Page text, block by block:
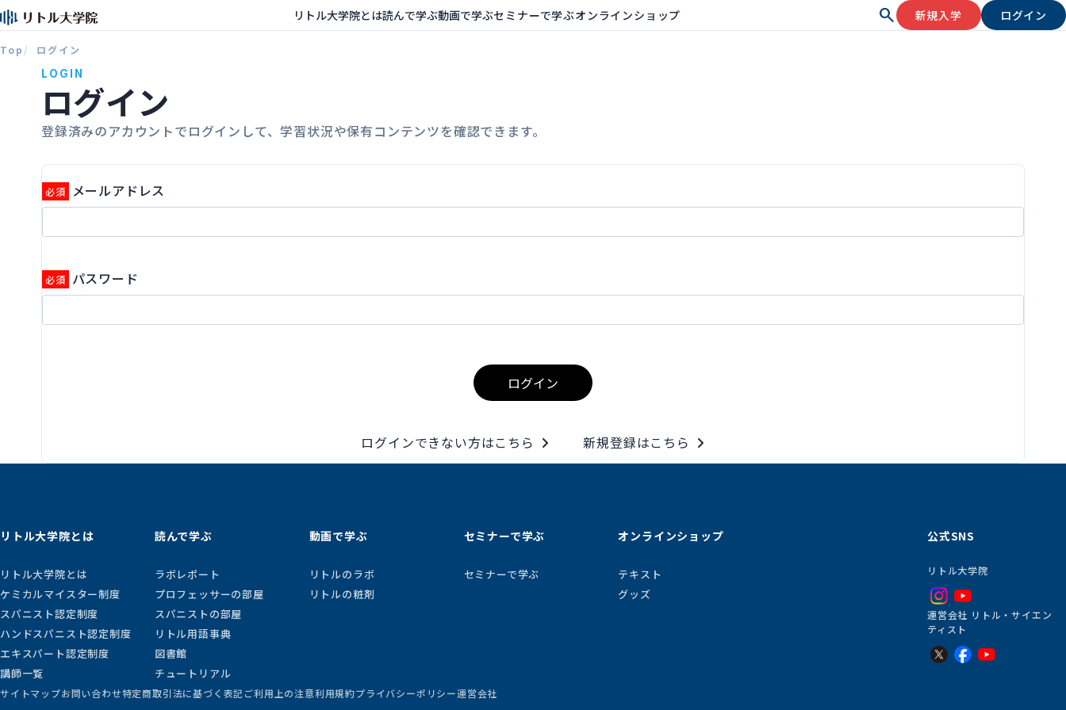
リトル大学院とは読んで学ぶ動画で学ぶセミナーで学ぶオンラインショップ search 新規入学 ログイン
Top ログイン
LOGIN
ログイン
登録済みのアカウントでログインして、学習状況や保有コンテンツを確認できます。
メールアドレス
パスワード
ログイン
ログインできない方はこちら 新規登録はこちら
リトル大学院とは
リトル大学院とは
ケミカルマイスター制度
スパニスト認定制度
ハンドスパニスト認定制度
エキスパート認定制度
講師一覧
読んで学ぶ
ラボレポート
プロフェッサーの部屋
スパニストの部屋
リトル用語事典
図書館
チュートリアル
動画で学ぶ
リトルのラボ
リトルの粧剤
セミナーで学ぶ
セミナーで学ぶ
オンラインショップ
テキスト
グッズ
公式SNS
リトル大学院
運営会社 リトル・サイエン
ティスト
サイトマップお問い合わせ特定商取引法に基づく表記 ご利用上の注意利用規約プライバシーポリシー運営会社